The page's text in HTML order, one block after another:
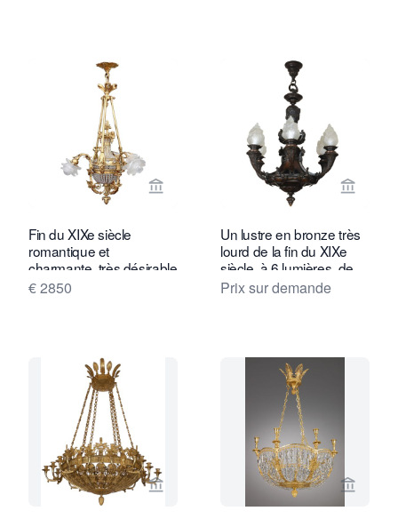
Voir la page vendeur de Toebosch
Fin du XIXe siècle
romantique et
charmante, très désirable
lampe suspendue au
€ 2850
Voir la
Un lustre en bronze très
lourd de la fin du XIXe
siècle, à 6 lumières, de
très bonne qualité.
Prix sur demande
Voir la page vendeur de Van NieVoir la